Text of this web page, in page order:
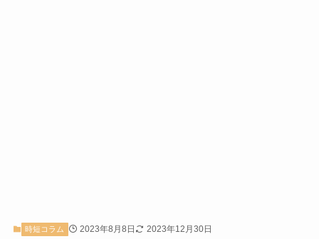
時短コラム 2023年8月8日 2023年12月30日